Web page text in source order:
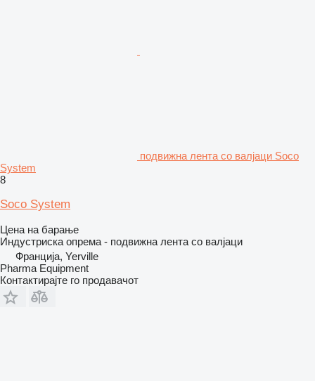
подвижна лента со валјаци Soco
System
8
Soco System
Цена на барање
Индустриска опрема - подвижна лента со валјаци
Франција, Yerville
Pharma Equipment
Контактирајте го продавачот